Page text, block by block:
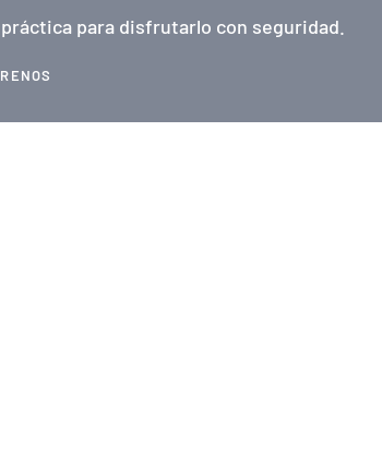
para disfrutarlo con seguridad.